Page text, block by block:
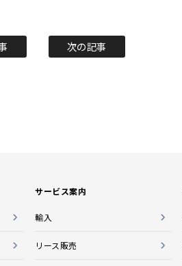
次の記事
サービス案内
輸入
リース販売